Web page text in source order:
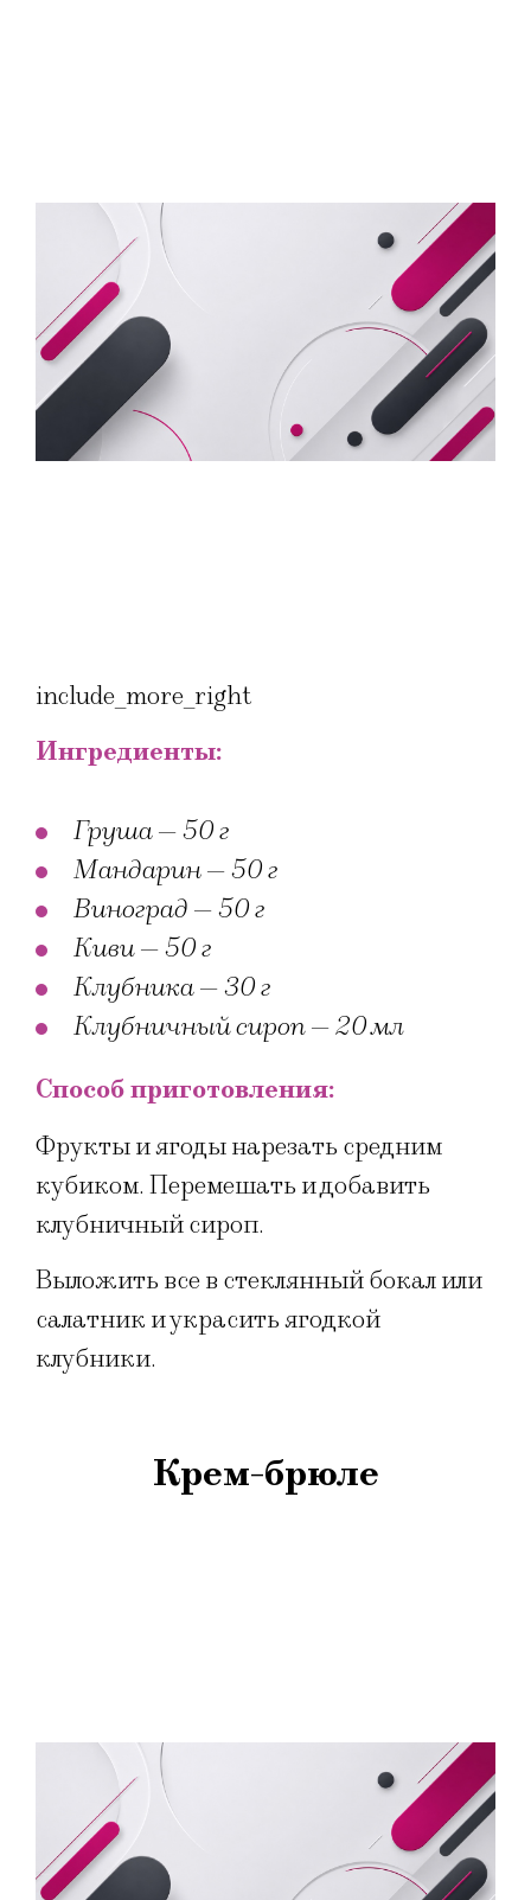
include_more_right
Ингредиенты:
Груша — 50 г
Мандарин — 50 г
Виноград — 50 г
Киви — 50 г
Клубника — 30 г
Клубничный сироп — 20 мл
Способ приготовления:
Фрукты и ягоды нарезать средним
кубиком. Перемешать и добавить
клубничный сироп.
Выложить все в стеклянный бокал или
салатник и украсить ягодкой
клубники.
Крем-брюле